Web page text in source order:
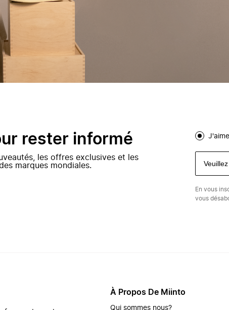
rester informé
les offres exclusives et les
marques mondiales.
En vous
vous
À Propos De Miinto
Qui sommes nous?